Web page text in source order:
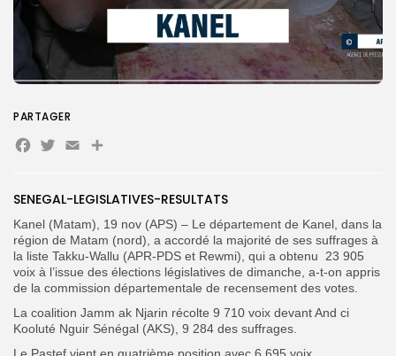
Search
Search
SENEGAL-LEGISLATIVES-RESULTATS
Kanel (Matam), 19 nov (APS) – Le département de Kanel, dans la
région de Matam (nord), a accordé la majorité de ses suffrages à
la liste Takku-Wallu (APR-PDS et Rewmi), qui a obtenu 23 905
voix à l’issue des élections législatives de dimanche, a-t-on appris
de la commission départementale de recensement des votes.
La coalition Jamm ak Njarin récolte 9 710 voix devant And ci
Kooluté Nguir Sénégal (AKS), 9 284 des suffrages.
PARTAGER
Facebook
Twitter
EmailPartager